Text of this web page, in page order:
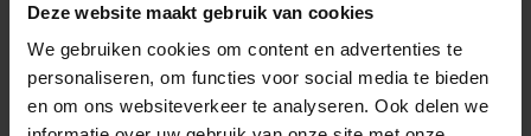
Deze website maakt gebruik van cookies
We gebruiken cookies om content en advertenties te
personaliseren, om functies voor social media te bieden
en om ons websiteverkeer te analyseren. Ook delen we
afgewerkte uitstraling.
VOORDELEN VAN HET